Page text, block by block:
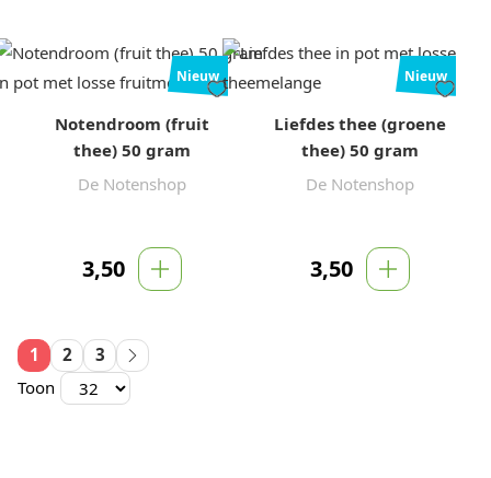
Nieuw
Notendroom (fruit
thee) 50 gram
De Notenshop
3,50
Nieuw
Liefdes thee (groene
thee) 50 gram
De Notenshop
3,50
1 2
3
Toon